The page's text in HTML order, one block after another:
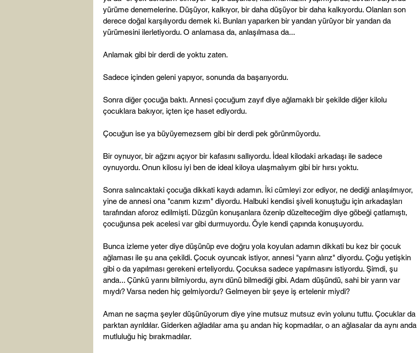
yürüme denemelerine. Düşüyor, kalkıyor, bir daha düşüyor bir daha kalkıyordu. Olanları son
derece doğal karşılıyordu demek ki. Bunları yaparken bir yandan yürüyor bir yandan da
yürümesini ilerletiyordu. O anlamasa da, anlaşılmasa da...
Anlamak gibi bir derdi de yoktu zaten.
Sadece içinden geleni yapıyor, sonunda da başarıyordu.
Sonra diğer çocuğa baktı. Annesi çocuğum zayıf diye ağlamaklı bir şekilde diğer kilolu
çocuklara bakıyor, içten içe haset ediyordu.
Çocuğun ise ya büyüyemezsem gibi bir derdi pek görünmüyordu.
Bir oynuyor, bir ağzını açıyor bir kafasını sallıyordu. İdeal kilodaki arkadaşı ile sadece
oynuyordu. Onun kilosu iyi ben de ideal kiloya ulaşmalıyım gibi bir hırsı yoktu.
Sonra salıncaktaki çocuğa dikkati kaydı adamın. İki cümleyi zor ediyor, ne dediği anlaşılmıyor,
yine de annesi ona "canım kızım" diyordu. Halbuki kendisi şiveli konuştuğu için arkadaşları
tarafından aforoz edilmişti. Düzgün konuşanlara özenip düzelteceğim diye göbeği çatlamıştı,
çocuğunsa pek acelesi var gibi durmuyordu. Öyle kendi çapında konuşuyordu.
Bunca izleme yeter diye düşünüp eve doğru yola koyulan adamın dikkati bu kez bir çocuk
ağlaması ile şu ana çekildi. Çocuk oyuncak istiyor, annesi "yarın alırız" diyordu. Çoğu yetişkin
gibi o da yapılması gerekeni erteliyordu. Çocuksa sadece yapılmasını istiyordu. Şimdi, şu
anda... Çünkü yarını bilmiyordu, aynı dünü bilmediği gibi. Adam düşündü, sahi bir yarın var
mıydı? Varsa neden hiç gelmiyordu? Gelmeyen bir şeye iş ertelenir miydi?
Aman ne saçma şeyler düşünüyorum diye yine mutsuz mutsuz evin yolunu tuttu. Çocuklar da
parktan ayrıldılar. Giderken ağladılar ama şu andan hiç kopmadılar, o an ağlasalar da aynı anda
mutluluğu hiç bırakmadılar.